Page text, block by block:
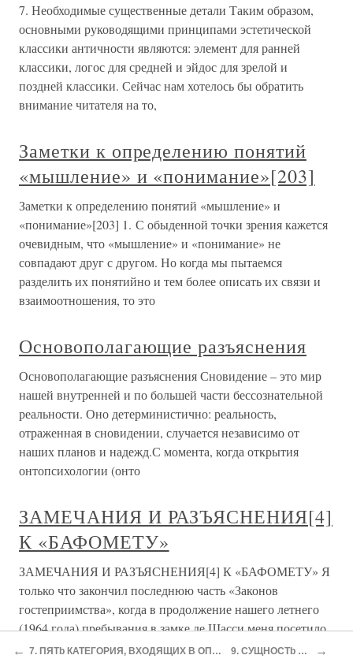
7. Необходимые существенные детали Таким образом,
основными руководящими принципами эстетической
классики античности являются: элемент для ранней
классики, логос для средней и эйдос для зрелой и
поздней классики. Сейчас нам хотелось бы обратить
внимание читателя на то,
Заметки к определению понятий
«мышление» и «понимание»[203]
Заметки к определению понятий «мышление» и
«понимание»[203] 1. С обыденной точки зрения кажется
очевидным, что «мышление» и «понимание» не
совпадают друг с другом. Но когда мы пытаемся
разделить их понятийно и тем более описать их связи и
взаимоотношения, то это
Основополагающие разъяснения
Основополагающие разъяснения Сновидение – это мир
нашей внутренней и по большей части бессознательной
реальности. Оно детерминистично: реальность,
отраженная в сновидении, случается независимо от
наших планов и надежд.С момента, когда открытия
онтопсихологии (онто
ЗАМЕЧАНИЯ И РАЗЪЯСНЕНИЯ[4]
К «БАФОМЕТУ»
ЗАМЕЧАНИЯ И РАЗЪЯСНЕНИЯ[4] К «БАФОМЕТУ» Я
только что закончил последнюю часть «Законов
гостеприимства», когда в продолжение нашего летнего
(1964 года) пребывания в замке де Шасси меня посетило
желание восстановить некоторые переживания своего
← 7. ПЯТb КАТЕГОРИЯ, ВХОДЯЩИХ В ОПРЕДЕЛЕНИЕ ЧИСЛА 9. СУЩНОСТb ВРЕМЕНИ →